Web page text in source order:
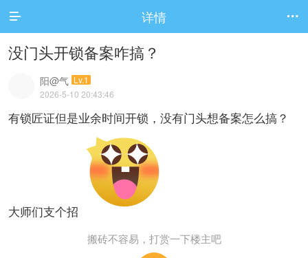
 详情 
没门头开锁备案咋搞？
阳@气 Lv.1
2026-5-10 20:43:46
有锁匠证但是业余时间开锁，没有门头想备案怎么搞？
大师们支个招
搬砖不容易，打赏一下楼主吧